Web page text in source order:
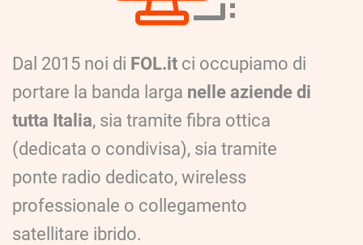
Dal 2015 noi di FOL.it ci occupiamo di
portare la banda larga nelle aziende di
tutta Italia, sia tramite fibra ottica
(dedicata o condivisa), sia tramite
ponte radio dedicato, wireless
professionale o collegamento
satellitare ibrido.